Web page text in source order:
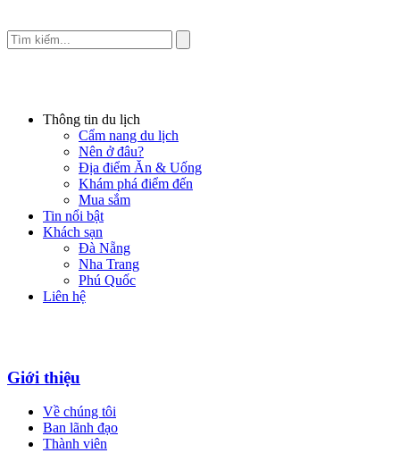
Thông tin du lịch
Cẩm nang du lịch
Nên ở đâu?
Địa điểm Ăn & Uống
Khám phá điểm đến
Mua sắm
Tin nổi bật
Khách sạn
Đà Nẵng
Nha Trang
Phú Quốc
Liên hệ
Giới thiệu
Về chúng tôi
Ban lãnh đạo
Thành viên